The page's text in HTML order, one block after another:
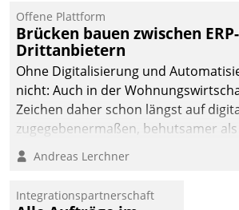
Einsparungen durch optimierte und
Prozesse. Doch man darf nicht zu
mit der Einführung einer neuen
getan. Die Digitalisierung erfordert
die Bereitschaft, sich zu überprüfen,
und zu verändern.
Offene Plattform
Brücken bauen zwischen
Drittanbietern
Ohne Digitalisierung und
nicht: Auch in der
Zeichen daher schon längst auf
zugegebenermaßen, behutsamer
Branchen.
Andreas Lerchner
Integrationspartnerschaft